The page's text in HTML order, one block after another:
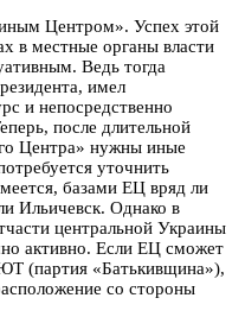
Центром». Успех этой
в местные органы власти
Ведь тогда
имел
и непосредственно
после длительной
Центра» нужны иные
уточнить
базами ЕЦ вряд ли
Ильичевск. Однако в
центральной Украины
активно. Если ЕЦ сможет
(партия «Батькивщина»),
со стороны